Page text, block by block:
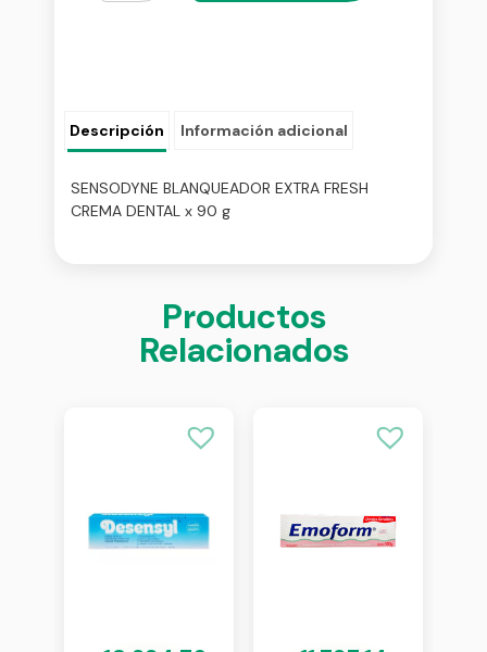
Descripción Información adicional
SENSODYNE BLANQUEADOR EXTRA FRESH
CREMA DENTAL x 90 g
Productos
Relacionados